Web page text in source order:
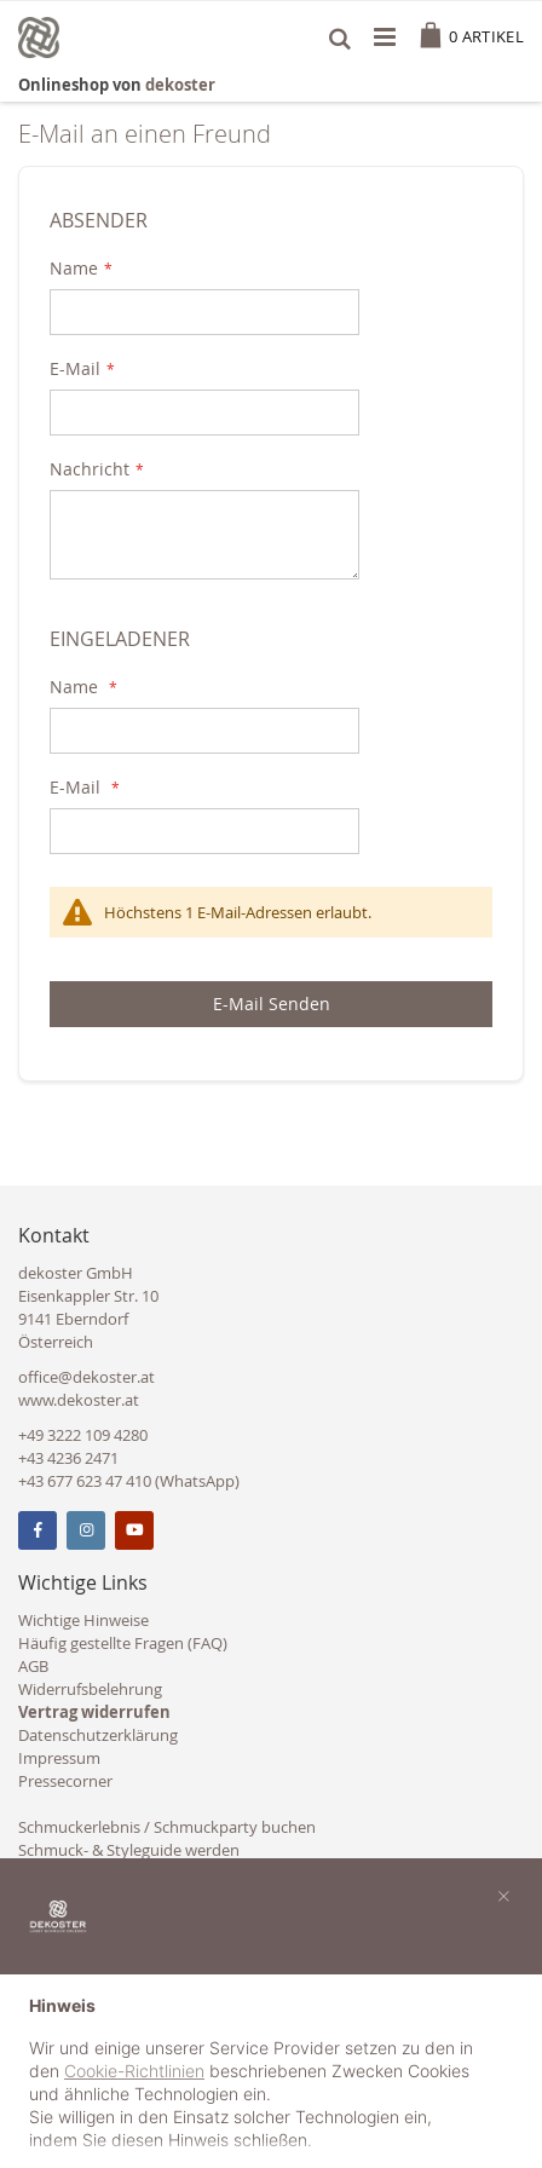
Inhalt
springen
0 ARTIKEL
Onlineshop von dekoster
E-Mail an einen Freund
ABSENDER
Name
E-Mail
Nachricht
EINGELADENER
Name
E-Mail
Höchstens 1 E-Mail-Adressen erlaubt.
E-Mail Senden
Kontakt
dekoster GmbH
Eisenkappler Str. 10
9141 Eberndorf
Österreich
office@dekoster.at
www.dekoster.at
+49 3222 109 4280
+43 4236 2471
+43 677 623 47 410 (WhatsApp)
Wichtige Links
Wichtige Hinweise
Häufig gestellte Fragen (FAQ)
AGB
Widerrufsbelehrung
Vertrag widerrufen
Datenschutzerklärung
Impressum
Pressecorner
Schmuckerlebnis / Schmuckparty buchen
Schmuck- & Styleguide werden
Hinweis
Wir und einige unserer Service Provider setzen zu den in
den Cookie-Richtlinien beschriebenen Zwecken Cookies
und ähnliche Technologien ein.
Sie willigen in den Einsatz solcher Technologien ein,
indem Sie diesen Hinweis schließen.
×